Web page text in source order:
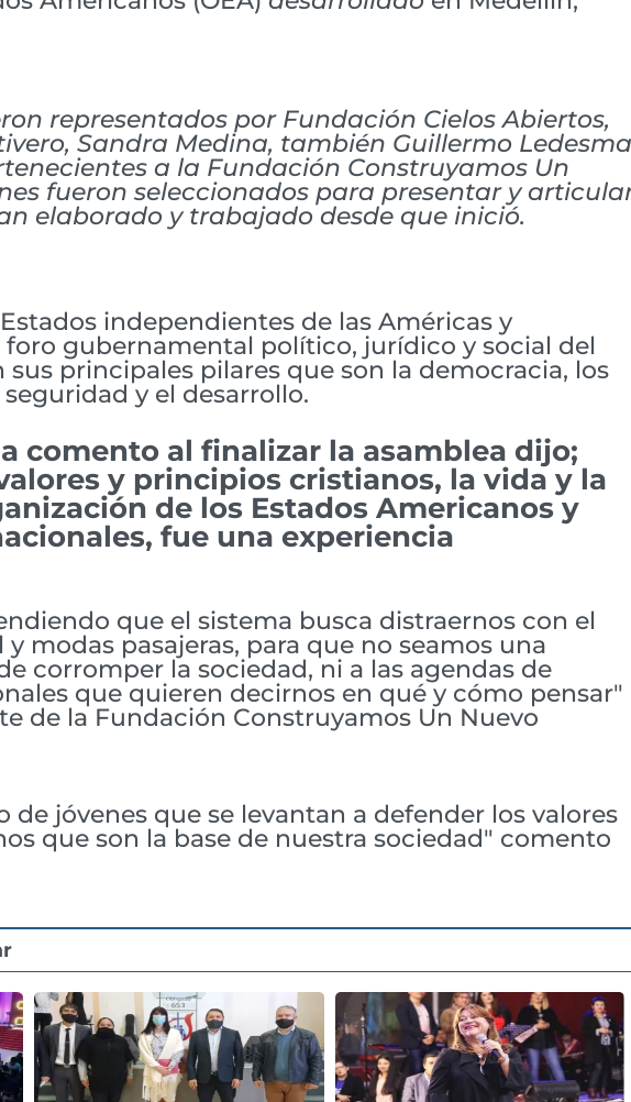
representados por Fundación Cielos Abiertos,
Sandra Medina, también Guillermo Ledesma
a la Fundación Construyamos Un
fueron seleccionados para presentar y
elaborado y trabajado desde que inició.
independientes de las Américas y
gubernamental político, jurídico y social del
sus principales pilares que son la democracia, los
y el desarrollo.
comento al finalizar la asamblea dijo;
y principios cristianos, la vida y la
de los Estados Americanos y
fue una experiencia
que el sistema busca distraernos con el
modas pasajeras, para que no seamos una
corromper la sociedad, ni a las agendas de
que quieren decirnos en qué y cómo pensar"
de la Fundación Construyamos Un Nuevo
de jóvenes que se levantan a defender los valores
que son la base de nuestra sociedad" comento